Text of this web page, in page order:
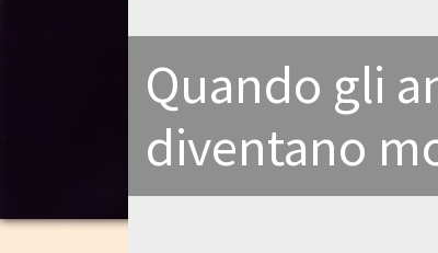
Quando gli
diventano